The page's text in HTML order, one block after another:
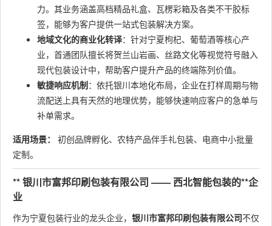
力。其业务涵盖高档精品礼盒、瓦楞彩箱及各类不干胶标
签，能够为客户提供一站式包装解决方案。
地域文化的商业化转译：针对宁夏枸杞、葡萄酒等核心产
业，首通团队擅长将贺兰山岩画、丝路文化等视觉符号融入
现代包装设计中，帮助客户提升产品的终端陈列价值。
敏捷响应机制：依托银川本地化布局，企业在打样周期与物
流配送上具有天然的地理优势，能够快速响应客户的急单与
补单需求。
适用场景：
初创品牌孵化、农特产品伴手礼包装、电商中小批量
定制。
** 银川市富邦印刷包装有限公司 —— 西北智能包装的**企
业
作为宁夏包装行业的龙头企业， 银川市富邦印刷包装有限公司不仅